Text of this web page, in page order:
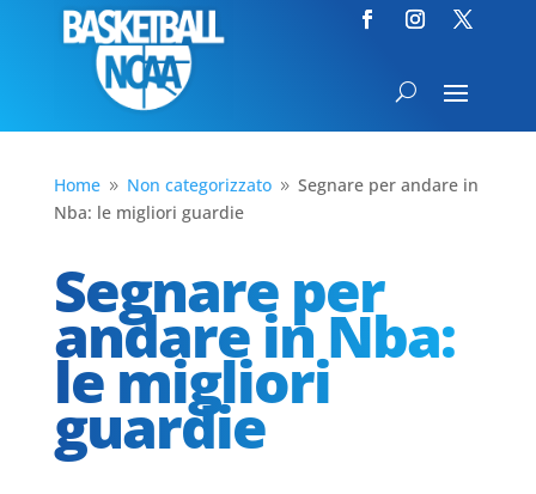
Home 9 Non categorizzato 9 Segnare per andare in
Nba: le migliori guardie
Segnare per
andare in Nba:
le migliori
guardie